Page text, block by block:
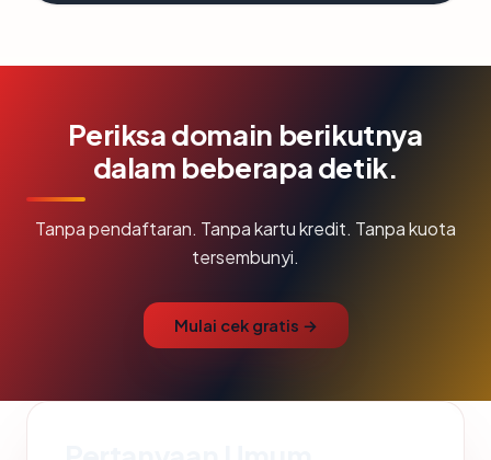
Periksa domain berikutnya
dalam beberapa detik.
Tanpa pendaftaran. Tanpa kartu kredit. Tanpa kuota
tersembunyi.
Mulai cek gratis →